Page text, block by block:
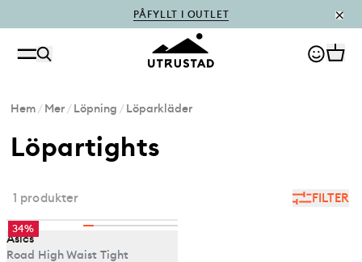
PÅFYLLT I OUTLET
Hem/Mer/Löpning /Löparkläder
Löpartights
FILTER
1 produkter
34%
Asics
Road High Waist Tight